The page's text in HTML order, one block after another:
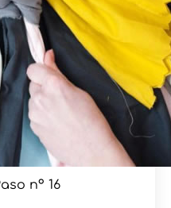
nº 16